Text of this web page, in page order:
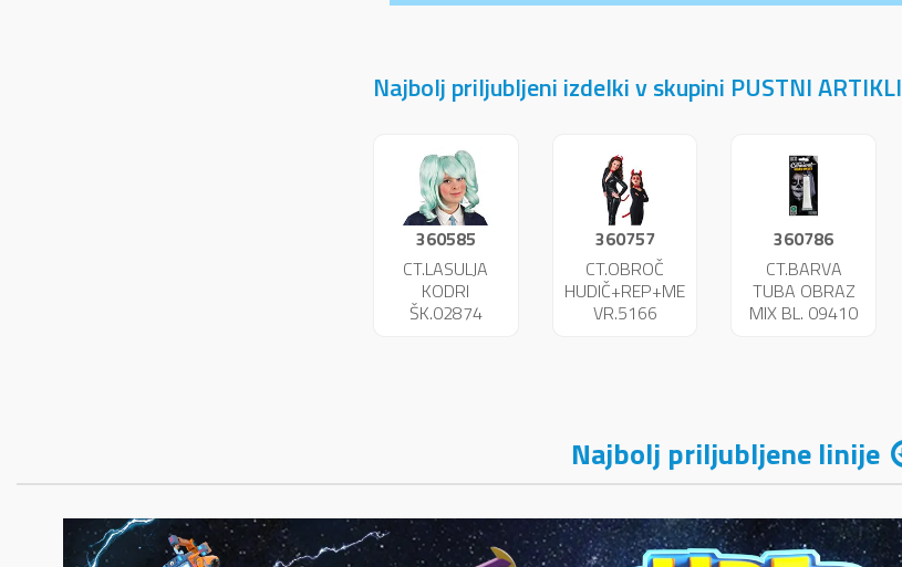
Najbolj priljubljeni izdelki v skupini PUSTNI ARTIKLI
360585
CT.LASULJA
KODRI
ŠK.02874
360757
CT.OBROČ
HUDIČ+REP+METULJČEK
VR.5166
360786
CT.BARVA
TUBA OBRAZ
MIX BL. 09410
Najbolj priljubljene linije